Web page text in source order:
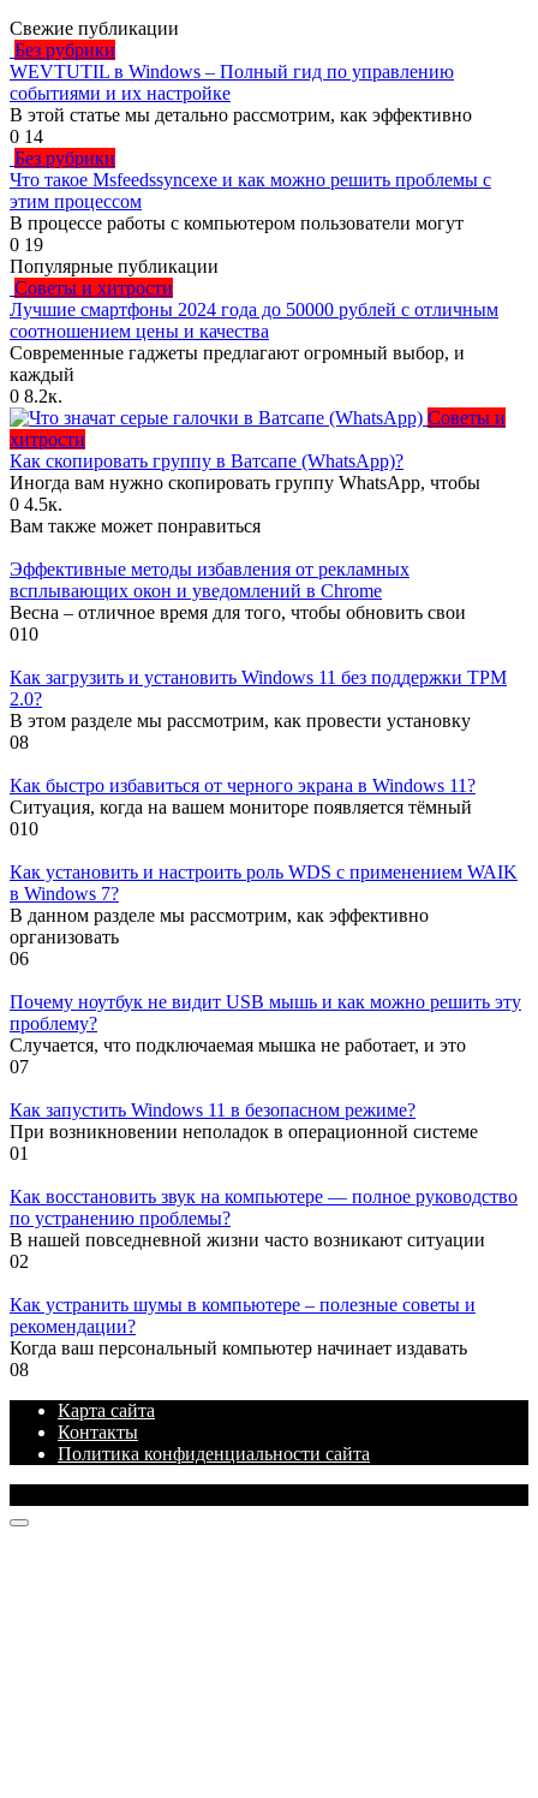
Свежие публикации
Без рубрики
WEVTUTIL в Windows – Полный гид по управлению
событиями и их настройке
В этой статье мы детально рассмотрим, как эффективно
0 14
Без рубрики
Что такое Msfeedssyncexe и как можно решить проблемы с
этим процессом
В процессе работы с компьютером пользователи могут
0 19
Популярные публикации
Советы и хитрости
Лучшие смартфоны 2024 года до 50000 рублей с отличным
соотношением цены и качества
Современные гаджеты предлагают огромный выбор, и
каждый
0 8.2к.
Советы и
хитрости
Как скопировать группу в Ватсапе (WhatsApp)?
Иногда вам нужно скопировать группу WhatsApp, чтобы
0 4.5к.
Вам также может понравиться
Эффективные методы избавления от рекламных
всплывающих окон и уведомлений в Chrome
Весна – отличное время для того, чтобы обновить свои
010
Как загрузить и установить Windows 11 без поддержки TPM
2.0?
В этом разделе мы рассмотрим, как провести установку
08
Как быстро избавиться от черного экрана в Windows 11?
Ситуация, когда на вашем мониторе появляется тёмный
010
Как установить и настроить роль WDS с применением WAIK
в Windows 7?
В данном разделе мы рассмотрим, как эффективно
организовать
06
Почему ноутбук не видит USB мышь и как можно решить эту
проблему?
Случается, что подключаемая мышка не работает, и это
07
Как запустить Windows 11 в безопасном режиме?
При возникновении неполадок в операционной системе
01
Как восстановить звук на компьютере — полное руководство
по устранению проблемы?
В нашей повседневной жизни часто возникают ситуации
02
Как устранить шумы в компьютере – полезные советы и
рекомендации?
Когда ваш персональный компьютер начинает издавать
08
Карта сайта
Контакты
Политика конфиденциальности сайта